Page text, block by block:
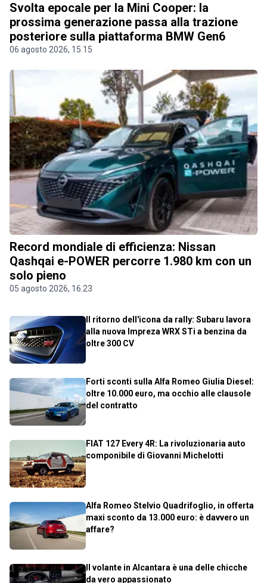
Svolta epocale per la Mini Cooper: la
prossima generazione passa alla trazione
posteriore sulla piattaforma BMW Gen6
06 agosto 2026, 15.15
Record mondiale di efficienza: Nissan
Qashqai e-POWER percorre 1.980 km con un
solo pieno
05 agosto 2026, 16.23
Il ritorno dell'icona da rally: Subaru lavora
alla nuova Impreza WRX STi a benzina da
oltre 300 CV
Forti sconti sulla Alfa Romeo Giulia Diesel:
oltre 10.000 euro, ma occhio alle clausole
del contratto
FIAT 127 Every 4R: La rivoluzionaria auto
componibile di Giovanni Michelotti
Alfa Romeo Stelvio Quadrifoglio, in offerta
maxi sconto da 13.000 euro: è davvero un
affare?
Il volante in Alcantara è una delle chicche
da vero appassionato